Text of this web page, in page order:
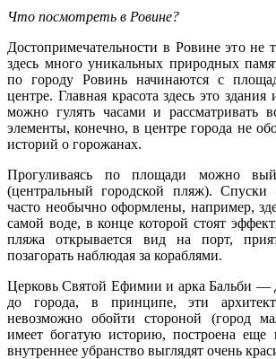
Что посмотреть в Ровине?
Достопримечательности в Ровине это не
здесь много уникальных природных
по городу Ровинь начинаются с
центре. Главная красота здесь это
можно гулять часами и рассматривать
элементы, конечно, в центре города не
историй о горожанах.
Прогуливаясь по площади можно
(центральный городской пляж).
часто необычно оформлены, например,
самой воде, в конце которой стоят
пляжа открывается вид на порт,
позагорать наблюдая за кораблями.
Церковь Святой Ефимии и арка Бальби —
до города, в принципе, эти
невозможно обойти стороной (город
имеет богатую историю, построена
внутреннее убранство выглядят очень